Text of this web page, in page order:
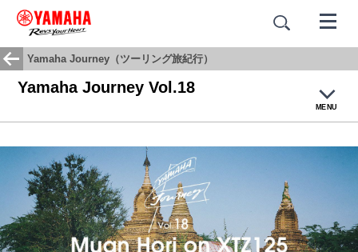
Yamaha Journey（ツーリング旅紀行）
Yamaha Journey Vol.18
MENU
Yamaha Journey
#motorcyclescape